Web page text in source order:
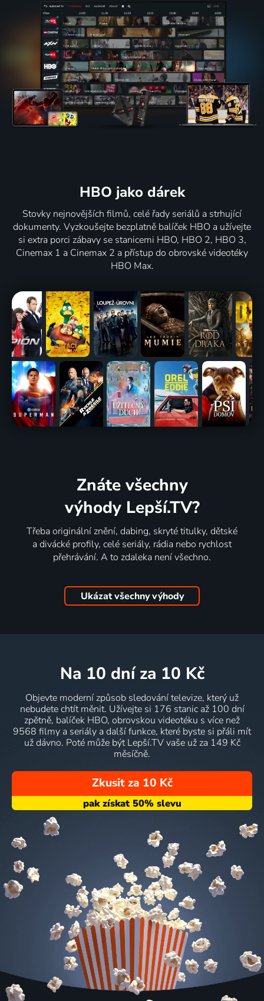
HBO jako dárek
Stovky nejnovějších filmů, celé řady seriálů a strhující
dokumenty. Vyzkoušejte bezplatně balíček HBO a užívejte
si extra porci zábavy se stanicemi HBO, HBO 2, HBO 3,
Cinemax 1 a Cinemax 2 a přístup do obrovské videotéky
HBO Max.
Znáte všechny
výhody Lepší.TV?
Třeba originální znění, dabing, skryté titulky, dětské
a divácké profily, celé seriály, rádia nebo rychlost
přehrávání. A to zdaleka není všechno.
Ukázat všechny výhody
na 10 dní za 10 Kč
Objevte moderní způsob sledování televize, který už
nebudete chtít měnit. Užívejte si 176 stanic až 100 dní
zpětně, balíček HBO, obrovskou videotéku s více než
9568 filmy a seriály a další funkce, které byste si přáli mít
už dávno. Poté může být Lepší.TV vaše už za 149 Kč
měsíčně.
Zkusit za 10 Kč